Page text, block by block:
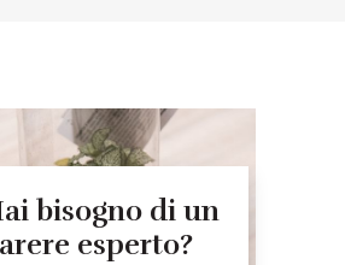
bisogno di un
esperto?